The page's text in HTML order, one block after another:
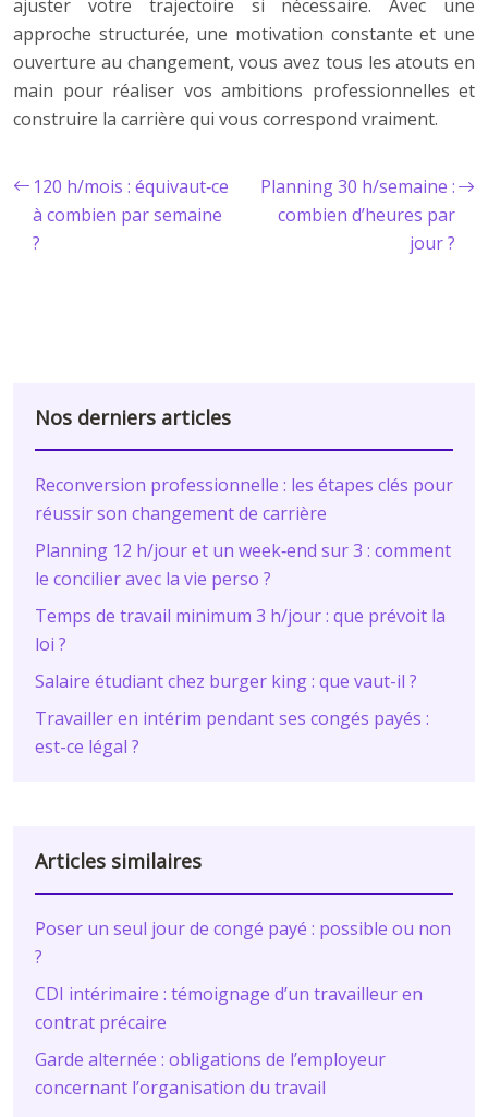
ajuster votre trajectoire si nécessaire. Avec une
approche structurée, une motivation constante et une
ouverture au changement, vous avez tous les atouts en
main pour réaliser vos ambitions professionnelles et
construire la carrière qui vous correspond vraiment.
120 h/mois : équivaut‑ce
à combien par semaine
?
Planning 30 h/semaine :
combien d’heures par
jour ?
Nos derniers articles
Reconversion professionnelle : les étapes clés pour
réussir son changement de carrière
Planning 12 h/jour et un week‑end sur 3 : comment
le concilier avec la vie perso ?
Temps de travail minimum 3 h/jour : que prévoit la
loi ?
Salaire étudiant chez burger king : que vaut-il ?
Travailler en intérim pendant ses congés payés :
est-ce légal ?
Articles similaires
Poser un seul jour de congé payé : possible ou non
?
CDI intérimaire : témoignage d’un travailleur en
contrat précaire
Garde alternée : obligations de l’employeur
concernant l’organisation du travail